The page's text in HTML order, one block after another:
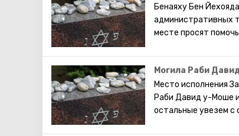
Бенаяху Бен
административных
месте просят
Могила Раби
Место исполнения
Раби Давид у-Моше
остальные увезем с